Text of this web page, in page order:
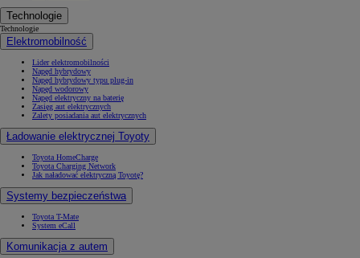
Technologie
Technologie
Elektromobilność
Lider elektromobilności
Napęd hybrydowy
Napęd hybrydowy typu plug-in
Napęd wodorowy
Napęd elektryczny na baterię
Zasięg aut elektrycznych
Zalety posiadania aut elektrycznych
Ładowanie elektrycznej Toyoty
Toyota HomeCharge
Toyota Charging Network
Jak naładować elektryczną Toyotę?
Systemy bezpieczeństwa
Toyota T-Mate
System eCall
Komunikacja z autem